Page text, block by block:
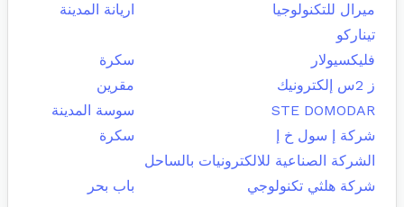
ميرال للتكنولوجيا
اريانة المدينة
تيناركو
فليكسيولار
سكرة
ز 2س إلكترونيك
مقرين
STE DOMODAR
سوسة المدينة
شركة إ سول خ إ
سكرة
الشركة الصناعية للالكترونيات بالساحل
شركة هلثي تكنولوجي
باب بحر